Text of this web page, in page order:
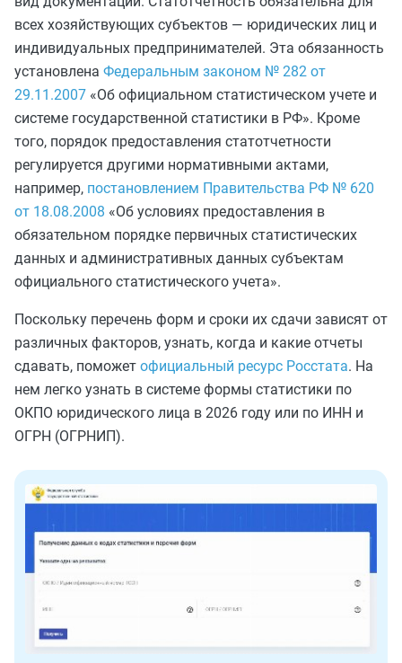
всех хозяйствующих субъектов — юридических лиц и
индивидуальных предпринимателей. Эта обязанность
установлена Федеральным законом № 282 от
29.11.2007 «Об официальном статистическом учете и
системе государственной статистики в РФ». Кроме
того, порядок предоставления статотчетности
регулируется другими нормативными актами,
например, постановлением Правительства РФ № 620
от 18.08.2008 «Об условиях предоставления в
обязательном порядке первичных статистических
данных и административных данных субъектам
официального статистического учета».
Поскольку перечень форм и сроки их сдачи зависят от
различных факторов, узнать, когда и какие отчеты
сдавать, поможет официальный ресурс Росстата. На
нем легко узнать в системе формы статистики по
ОКПО юридического лица в 2026 году или по ИНН и
ОГРН (ОГРНИП).